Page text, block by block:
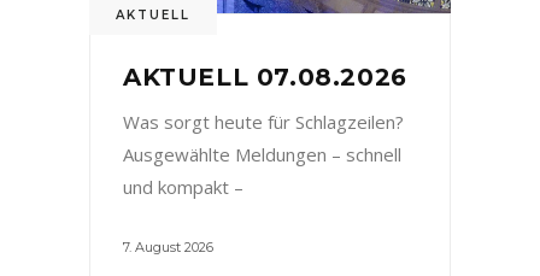
AKTUELL
AKTUELL 07.08.2026
Was sorgt heute für Schlagzeilen?
Ausgewählte Meldungen – schnell
und kompakt –
7. August 2026